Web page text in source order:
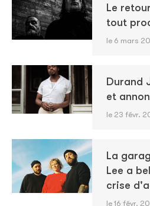
Le
tout
le 6 mars
Durand
et
le 23 févr.
La
Lee a
crise
le 16 févr.